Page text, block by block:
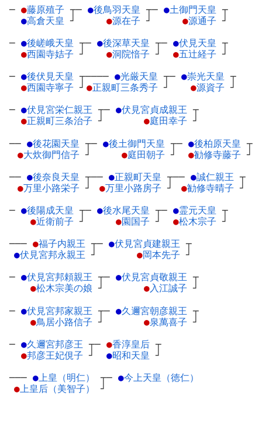
─ ●藤原殖子 ┬
●高倉天皇 ┘
─ ●後鳥羽天皇 ┬
●源在子 ┘
─ ●土御門天皇 ┬
●源通子 ┘
─ ●後嵯峨天皇 ┬
●西園寺姞子 ┘
─ ●後深草天皇 ┬
●洞院愔子 ┘
─ ●伏見天皇 ┬
●五辻経子 ┘
─ ●後伏見天皇 ┬
●西園寺寧子 ┘
──── ●光厳天皇 ┬
●正親町三条秀子 ┘
─ ●崇光天皇 ┬
●源資子 ┘
─ ●伏見宮栄仁親王 ┬
●正親町三条治子 ┘
─ ●伏見宮貞成親王 ┬
●庭田幸子 ┘
── ●後花園天皇 ┬
●大炊御門信子 ┘
─ ●後土御門天皇 ┬
●庭田朝子 ┘
─ ●後柏原天皇 ┬
●勧修寺藤子 ┘
── ●後奈良天皇 ┬
●万里小路栄子 ┘
── ●正親町天皇 ┬
●万里小路房子 ┘
── ●誠仁親王 ┬
●勧修寺晴子 ┘
─ ●後陽成天皇 ┬
●近衛前子 ┘
─ ●後水尾天皇 ┬
●園国子 ┘
─ ●霊元天皇 ┬
●松木宗子 ┘
─── ●福子内親王 ┬
●伏見宮邦永親王 ┘
─ ●伏見宮貞建親王 ┬
●岡本先子 ┘
─ ●伏見宮邦頼親王 ┬
●松木宗美の娘 ┘
─ ●伏見宮貞敬親王 ┬
●入江誠子 ┘
─ ●伏見宮邦家親王 ┬
●鳥居小路信子 ┘
─ ●久邇宮朝彦親王 ┬
●泉萬喜子 ┘
─ ●久邇宮邦彦王 ┬
●邦彦王妃俔子 ┘
─ ●香淳皇后 ┬
●昭和天皇 ┘
─── ●上皇（明仁）
┬
●上皇后（美智子） ┘
─ ●今上天皇（徳仁）